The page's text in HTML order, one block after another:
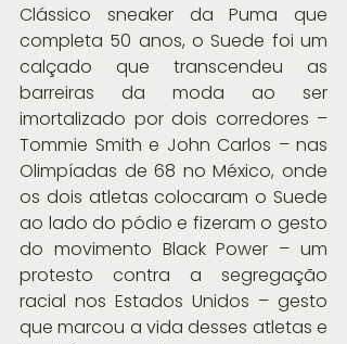
Clássico sneaker da Puma que
completa 50 anos, o Suede foi um
calçado que transcendeu as
barreiras da moda ao ser
imortalizado por dois corredores –
Tommie Smith e John Carlos – nas
Olimpíadas de 68 no México, onde
os dois atletas colocaram o Suede
ao lado do pódio e fizeram o gesto
do movimento Black Power – um
protesto contra a segregação
racial nos Estados Unidos – gesto
que marcou a vida desses atletas e